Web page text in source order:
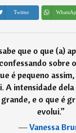
Twitter
que o que (a)
sobre
é pequeno
A intensidade
grande, e o que é
evolui.”
―Vanessa